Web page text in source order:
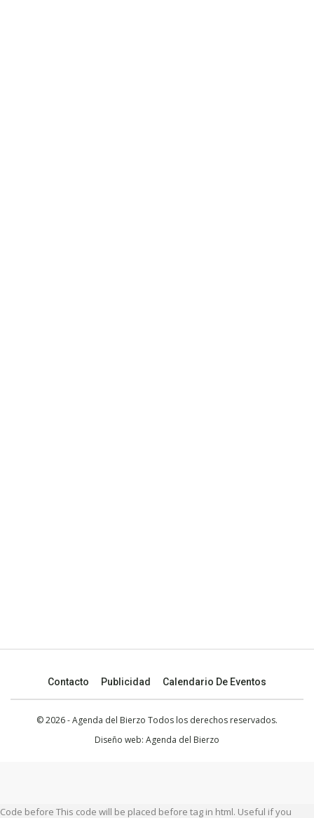
Contacto Publicidad Calendario De Eventos
© 2026 - Agenda del Bierzo Todos los derechos reservados.
Diseño web: Agenda del Bierzo
Code before This code will be placed before tag in html. Useful if you